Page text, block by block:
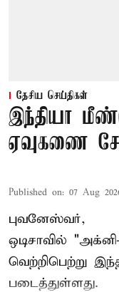
தேசிய செய்திகள்
இந்தியா
ஏவுகணை
Published on: 07 Aug
புவனேஸ்வர்,
ஒடிசாவில்
வெற்றிபெற்று
படைத்துள்ளது.